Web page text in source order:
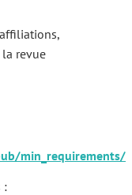
revue
min_requirements/
: